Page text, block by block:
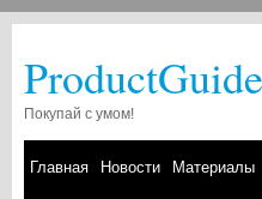
ProductGuide
Покупай с умом!
Главная Новости Материалы